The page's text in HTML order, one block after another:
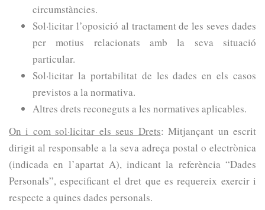
circumstàncies.
Sol·licitar l’oposició al tractament de les seves dades
per motius relacionats amb la seva situació
particular.
Sol·licitar la portabilitat de les dades en els casos
previstos a la normativa.
Altres drets reconeguts a les normatives aplicables.
On i com sol·licitar els seus Drets: Mitjançant un escrit
dirigit al responsable a la seva adreça postal o electrònica
(indicada en l’apartat A), indicant la referència “Dades
Personals”, especificant el dret que es requereix exercir i
respecte a quines dades personals.